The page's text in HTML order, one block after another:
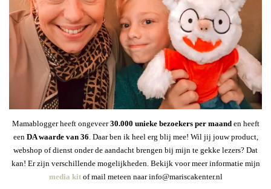
Mamablogger heeft ongeveer30.000 unieke bezoekers per maanden heeft
een DA waarde van 36 . Daar ben ik heel erg blij mee! Wil jij jouw product,
webshop of dienst onder de aandacht brengen bij mijn te gekke lezers? Dat
kan! Er zijn verschillende mogelijkheden. Bekijk voor meer informatie mijn
media kitof mail meteen naar info@mariscakenter.nl